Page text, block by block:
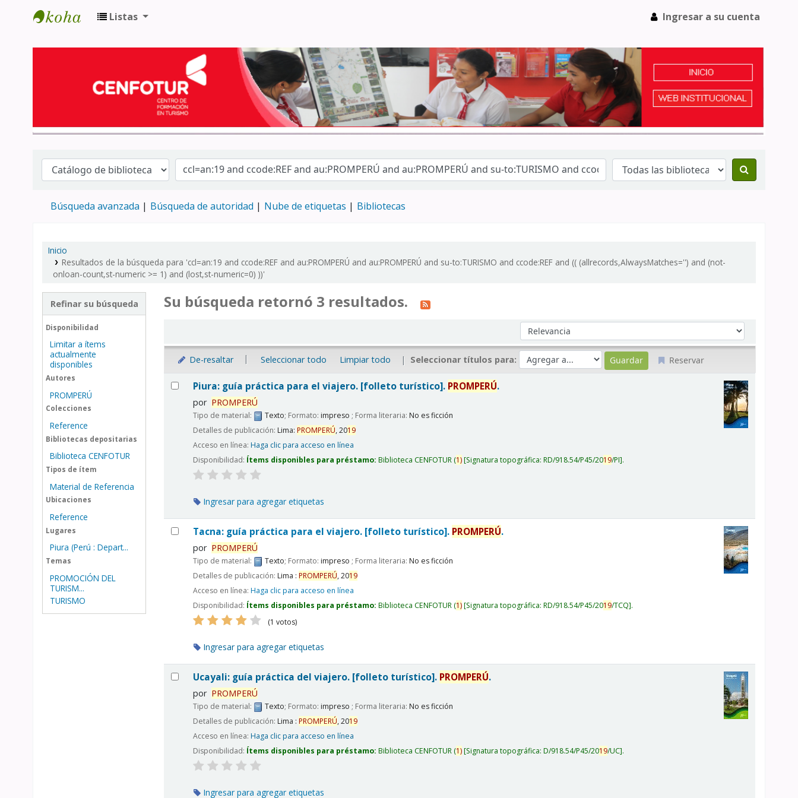
Listas Ingresar a su cuenta
Búsqueda avanzada Búsqueda de autoridad Nube de etiquetas Bibliotecas
Inicio
Resultados de la búsqueda para 'ccl=an:19 and ccode:REF and au:PROMPERÚ and au:PROMPERÚ and su-to:TURISMO and ccode:REF and (( (allrecords,AlwaysMatches='') and (not-
onloan-count,st-numeric >= 1) and (lost,st-numeric=0) ))'
Refinar su búsqueda
Disponibilidad
Limitar a ítems
actualmente
disponibles
Autores
PROMPERÚ
Colecciones
Reference
Bibliotecas depositarias
Biblioteca CENFOTUR
Tipos de ítem
Material de Referencia
Ubicaciones
Reference
Lugares
Piura (Perú : Depart...
Temas
PROMOCIÓN DEL
TURISM...
TURISMO
Su búsqueda retornó 3 resultados.
Ordenar por:
De-resaltar Seleccionar todo Limpiar todo Seleccionar títulos para: Reservar
Resultados
Piura: guía práctica para el viajero. [folleto turístico]. PROMPERÚ.
por PROMPERÚ
Tipo de material: Texto; Formato:impreso ; Forma literaria:No es ficción
Detalles de publicación:Lima:PROMPERÚ,2019
Acceso en línea:Haga clic para acceso en línea
Disponibilidad: Ítems disponibles para préstamo:Biblioteca CENFOTUR (1) Signatura topográfica:RD/918.54/P45/2019/PI .
Ingresar para agregar etiquetas
Tacna: guía práctica para el viajero. [folleto turístico]. PROMPERÚ.
por PROMPERÚ
Tipo de material: Texto; Formato:impreso ; Forma literaria:No es ficción
Detalles de publicación:Lima : PROMPERÚ,2019
Acceso en línea:Haga clic para acceso en línea
Disponibilidad: Ítems disponibles para préstamo:Biblioteca CENFOTUR (1) Signatura topográfica:RD/918.54/P45/2019/TCQ .
(1 votos)
Ingresar para agregar etiquetas
Ucayali: guía práctica del viajero. [folleto turístico]. PROMPERÚ.
por PROMPERÚ
Tipo de material: Texto; Formato:impreso ; Forma literaria:No es ficción
Detalles de publicación:Lima : PROMPERÚ,2019
Acceso en línea:Haga clic para acceso en línea
Disponibilidad: Ítems disponibles para préstamo:Biblioteca CENFOTUR (1) Signatura topográfica:D/918.54/P45/2019/UC .
Ingresar para agregar etiquetas